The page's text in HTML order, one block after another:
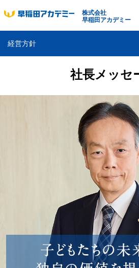
株式会社
早稲田アカデミー
経営方針
経営方針TOP
社長メッセージ
中期経営計画
コーポレート・ガバ
買収への対応方針に
社長メッセ